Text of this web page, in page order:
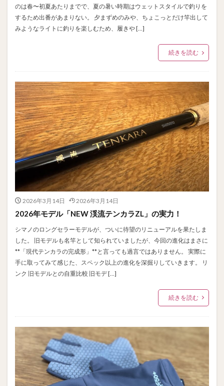
のは春〜初夏あたりまでで、夏の暑い時期はウェットスタイルで釣りを
するため出番があまりない。 夕まずめのみや、ちょこっとだけ竿出して
みようなライトに釣りを楽しむため、履きや […]
続きを読む
2026年3月14日 2026年3月14日
2026年モデル「NEW 渓流テンカラZL」の実力！
シマノのロングセラーモデルが、ついに待望のリニューアルを果たしま
した。 旧モデルも名竿として知られていましたが、今回の進化はまさに
**「現代テンカラの完成形」**と言っても過言ではありません。 実際に
手に取ってみて感じた、スペック以上の進化を深掘りしていきます。 リ
ンク 旧モデルとの自重比較 旧モデ […]
続きを読む